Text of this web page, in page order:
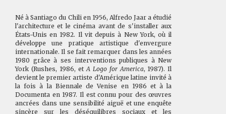
Né à Santiago du Chili en 1956, Alfredo Jaar a étudié
l'architecture et le cinéma avant de s'installer aux
États-Unis en 1982. Il vit depuis à New York, où il
développe une pratique artistique d'envergure
internationale. Il se fait remarquer dans les années
1980 grâce à ses interventions publiques à New
York (Rushes, 1986, et A Logo for America, 1987). Il
devient le premier artiste d'Amérique latine invité à
la fois à la Biennale de Venise en 1986 et à la
Documenta en 1987. Il est connu pour des œuvres
ancrées dans une sensibilité aiguë et une enquête
sincère sur les déséquilibres sociaux et les